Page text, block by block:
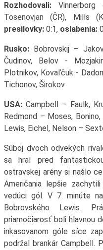
Rozhodovali:Vinnerborg
Tosenovjan (ČR), Mills
presilovky:0:1, oslabenia:
Rusko:Bobrovskij –
Čudinov, Belov -
Plotnikov, Kovaľčuk -
Tichonov, Širokov
USA:Campbell – Faulk,
Redmond – Moses,
Lewis, Eichel, Nelson –
Súboj dvoch odvekých
sa hral pred
ostravskej arény si našlo
Američania lepšie
vedúci gól. V 7. minúte
Bobrovského Lewis.
priamočiarosť boli hlavnou
inkasovanom góle síce
podržal brankár Campbell.